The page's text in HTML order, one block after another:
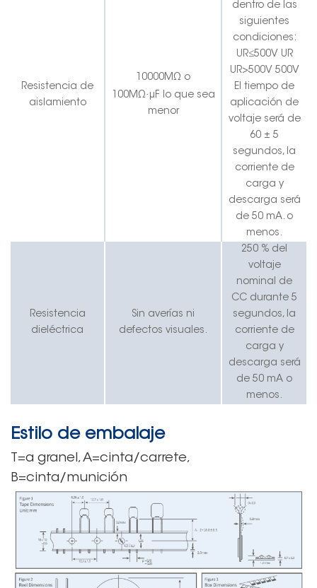
Resistencia de
aislamiento
10000MΩ o
100MΩ· μF lo que sea
menor
dentro de las
siguientes
condiciones:
UR≤500V UR
UR>500V 500V
El tiempo de
aplicación de
voltaje será de
60 ± 5
segundos, la
corriente de
carga y
descarga será
de 50 mA.o
menos .
Resistencia
dieléctrica
Sin averías ni
defectos visuales.
250 % del
voltaje
nominal de
CC durante 5
segundos, la
corriente de
carga y
descarga será
de 50 mA o
menos.
Estilo de embalaje
T=a granel, A=cinta/carrete,
B=cinta/munición